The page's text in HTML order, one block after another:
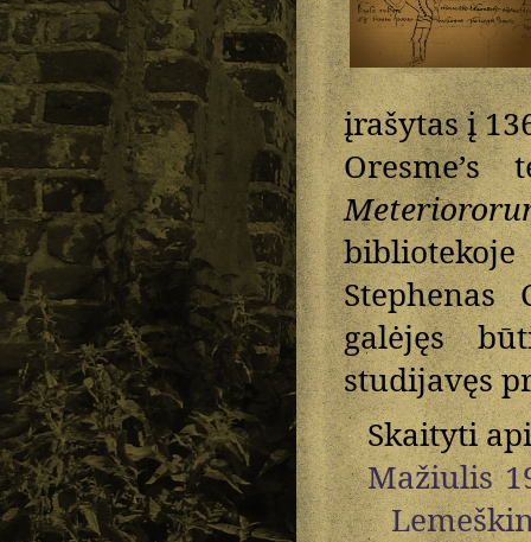
įrašytas į
Stephenas
galėjęs
studijavęs
Skaityti
Mažiulis